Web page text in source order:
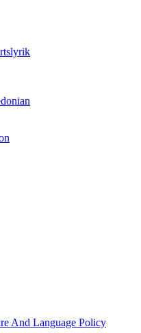
And Language Policy